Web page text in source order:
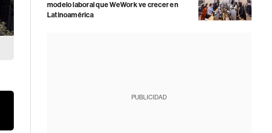
modelo laboral que WeWork ve crecer en
Latinoamérica
PUBLICIDAD